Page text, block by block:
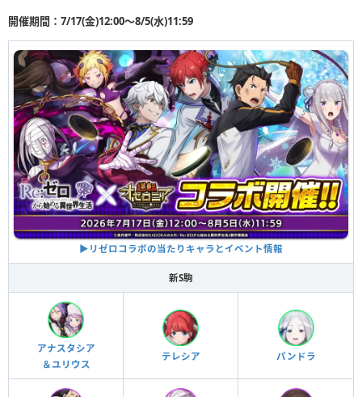
開催期間：7/17(金)12:00〜8/5(水)11:59
▶︎リゼロコラボの当たりキャラとイベント情報
新S駒
アナスタシア
＆ユリウス
テレシア パンドラ